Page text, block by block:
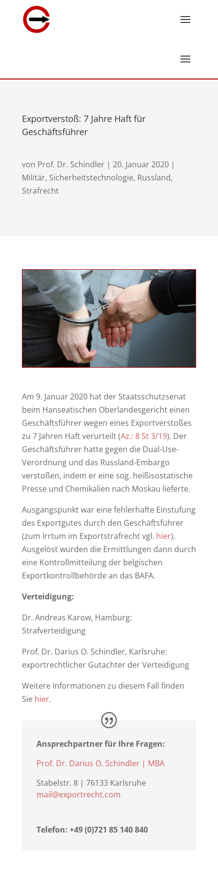
Exportverstoß: 7 Jahre Haft für
Geschäftsführer
von Prof. Dr. Schindler| 20. Januar 2020|
Militär, Sicherheitstechnologie, Russland,
Strafrecht
Am 9. Januar 2020 hat der Staatsschutzsenat
beim Hanseatischen Oberlandesgericht einen
Geschäftsführer wegen eines Exportverstoßes
zu 7 Jahren Haft verurteilt (Az.: 8 St 3/19). Der
Geschäftsführer hatte gegen die Dual-Use-
Verordnung und das Russland-Embargo
verstoßen, indem er eine sog. heißisostatische
Presse und Chemikalien nach Moskau lieferte.
Ausgangspunkt war eine fehlerhafte Einstufung
des Exportgutes durch den Geschäftsführer
(zum Irrtum im Exportstrafrecht vgl. hier).
Ausgelöst wurden die Ermittlungen dann durch
eine Kontrollmitteilung der belgischen
Exportkontrollbehörde an das BAFA.
Verteidigung:
Dr. Andreas Karow, Hamburg:
Strafverteidigung
Prof. Dr. Darius O. Schindler, Karlsruhe:
exportrechtlicher Gutachter der Verteidigung
Weitere Informationen zu diesem Fall finden
Sie hier.
Ansprechpartner für Ihre Fragen:
Prof. Dr. Darius O. Schindler | MBA
Stabelstr. 8 | 76133 Karlsruhe
mail@exportrecht.com
Telefon: +49 (0)721 85 140 840